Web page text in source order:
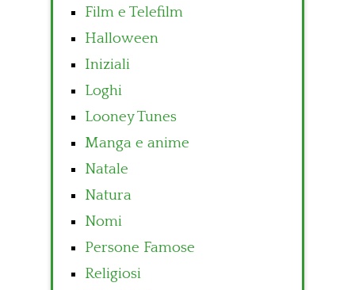
Film e Telefilm
Halloween
Iniziali
Loghi
Looney Tunes
Manga e anime
Natale
Natura
Nomi
Persone Famose
Religiosi